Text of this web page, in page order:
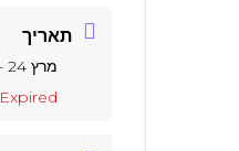
תאריך
מרץ 24 - 25 2026
Expired!